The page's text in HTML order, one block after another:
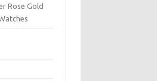
Rose Gold